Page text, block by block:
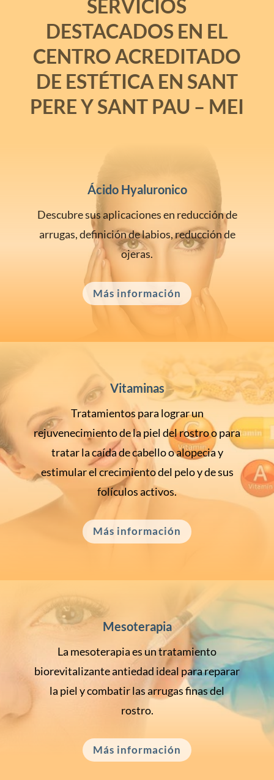
SERVICIOS
DESTACADOS EN EL
CENTRO ACREDITADO
DE ESTÉTICA EN SANT
PERE Y SANT PAU – MEI
Ácido Hyaluronico
Descubre sus aplicaciones en reducción de
arrugas, definición de labios, reducción de
ojeras.
Más información
Vitaminas
Tratamientos para lograr un
rejuvenecimiento de la piel del rostro o para
tratar la caída de cabello o alopecia y
estimular el crecimiento del pelo y de sus
folículos activos.
Más información
Mesoterapia
La mesoterapia es un tratamiento
biorevitalizante antiedad ideal para reparar
la piel y combatir las arrugas finas del
rostro.
Más información